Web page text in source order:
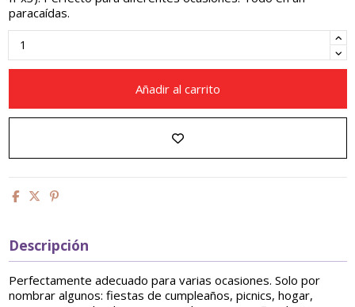
paracaídas.
Añadir al carrito
Descripción
Perfectamente adecuado para varias ocasiones. Solo por
nombrar algunos: fiestas de cumpleaños, picnics, hogar,